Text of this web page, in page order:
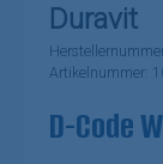
Duravit
Artikelnummer:
D-Code